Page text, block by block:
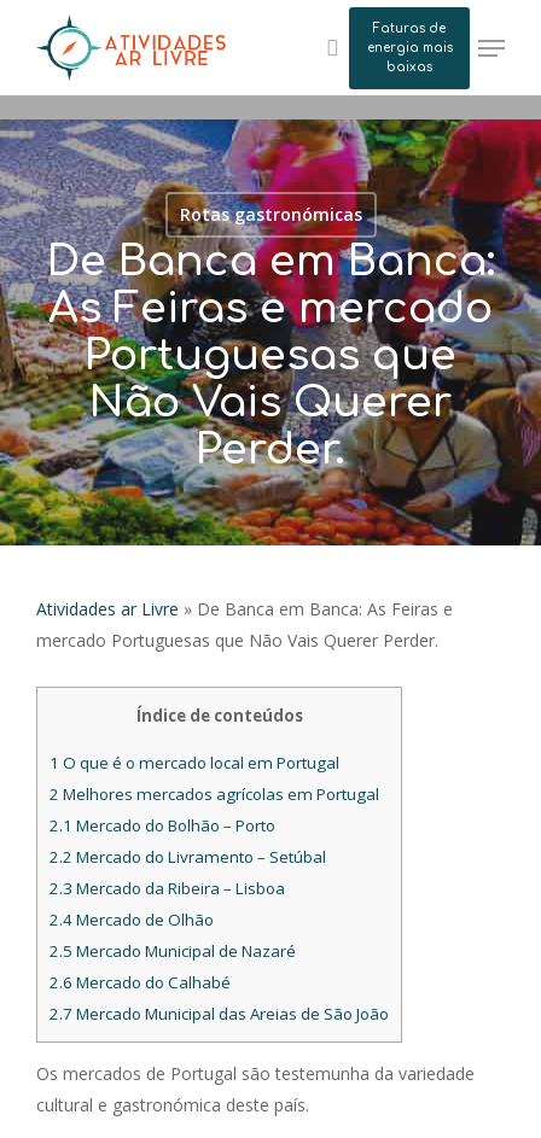
search
Faturas de
energia mais
baixas
Rotas gastronómicas
De Banca em Banca:
As Feiras e mercado
Portuguesas que
Não Vais Querer
Perder.
Atividades ar Livre » De Banca em Banca: As Feiras e
mercado Portuguesas que Não Vais Querer Perder.
Índice de conteúdos
1 O que é o mercado local em Portugal
2 Melhores mercados agrícolas em Portugal
2.1 Mercado do Bolhão – Porto
2.2 Mercado do Livramento – Setúbal
2.3 Mercado da Ribeira – Lisboa
2.4Mercado de Olhão
2.5 Mercado Municipal de Nazaré
2.6 Mercado do Calhabé
2.7 Mercado Municipal das Areias de São João
Os mercados de Portugal são testemunha da variedade
cultural e gastronómica deste país.